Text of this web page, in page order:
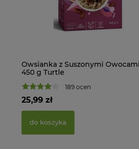
Owsianka z Suszonymi
450 g Turtle
189 ocen
25,99 zł
do koszyka